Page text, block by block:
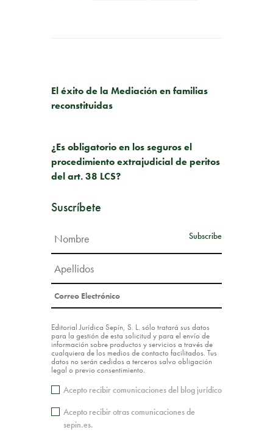
El éxito de la Mediación en familias
reconstituidas
¿Es obligatorio en los seguros el
procedimiento extrajudicial de peritos
del art. 38 LCS?
Suscríbete
Editorial Jurídica Sepín, S. L. sólo tratará sus datos
para la gestión de esta solicitud y para el envío de
información sobre productos y servicios a través de
cualquiera de los medios de contacto facilitados. Tus
datos no serán cedidos a terceros salvo obligación
legal o previo consentimiento.
Acepto recibir comunicaciones del blog jurídico
Acepto recibir otras comunicaciones de
sepin.es.